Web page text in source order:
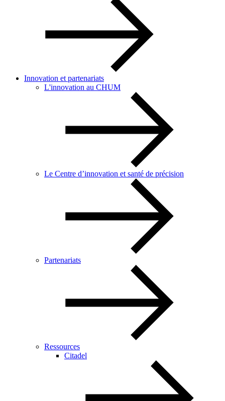
Innovation et partenariats
L'innovation au CHUM
Le Centre d’innovation et santé de précision
Partenariats
Ressources
Citadel